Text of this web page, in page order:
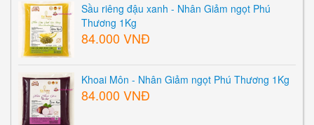
Sầu riêng đậu xanh - Nhân Giảm ngọt Phú
Thương 1Kg
84.000 VNĐ
Khoai Môn - Nhân Giảm ngọt Phú Thương 1Kg
84.000 VNĐ